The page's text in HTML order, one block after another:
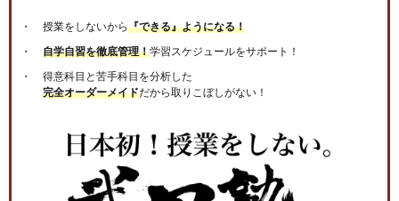
授業をしないから『できる』ようになる！
自学自習を徹底管理！学習スケジュールをサポート！
得意科目と苦手科目を分析した
完全オーダーメイドだから取りこぼしがない！